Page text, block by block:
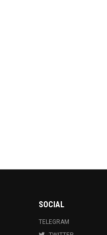
SOCIAL
TELEGRAM